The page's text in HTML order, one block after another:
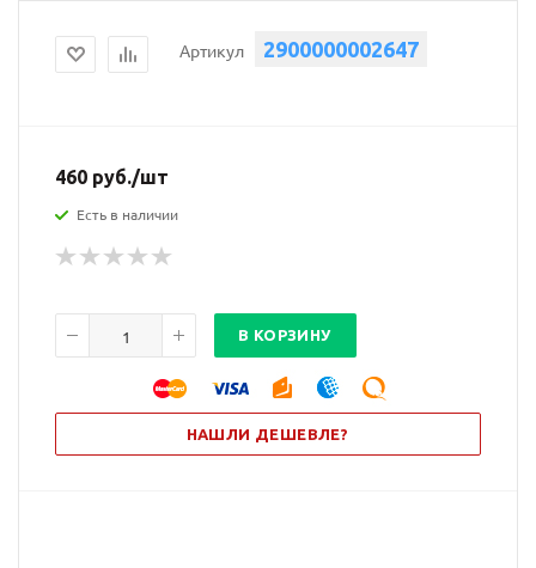
Артикул 2900000002647
460 руб./шт
Есть в наличии
В КОРЗИНУ
НАШЛИ ДЕШЕВЛЕ?